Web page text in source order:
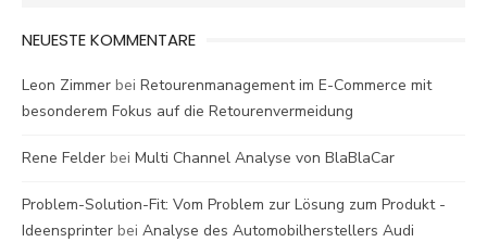
NEUESTE KOMMENTARE
Leon Zimmer bei Retourenmanagement im E-Commerce mit
besonderem Fokus auf die Retourenvermeidung
Rene Felder bei Multi Channel Analyse von BlaBlaCar
Problem-Solution-Fit: Vom Problem zur Lösung zum Produkt -
Ideensprinter bei Analyse des Automobilherstellers Audi